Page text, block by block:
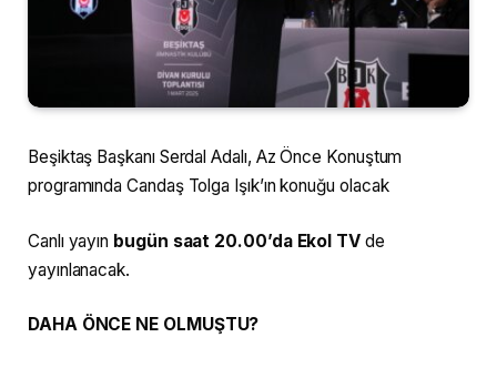
Beşiktaş Başkanı Serdal Adalı, Az Önce Konuştum
programında Candaş Tolga Işık’ın konuğu olacak
Canlı yayın bugün saat 20.00’da Ekol TV de
yayınlanacak.
DAHA ÖNCE NE OLMUŞTU?